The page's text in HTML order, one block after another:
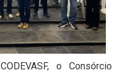
o Consórcio